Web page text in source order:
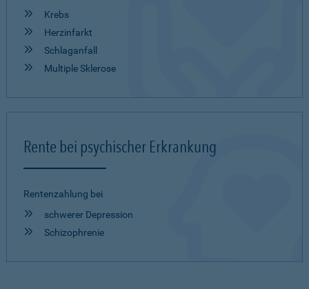
Krebs
Herzinfarkt
Schlaganfall
Multiple Sklerose
Rente bei psychischer Erkrankung
Rentenzahlung bei
schwerer Depression
Schizophrenie